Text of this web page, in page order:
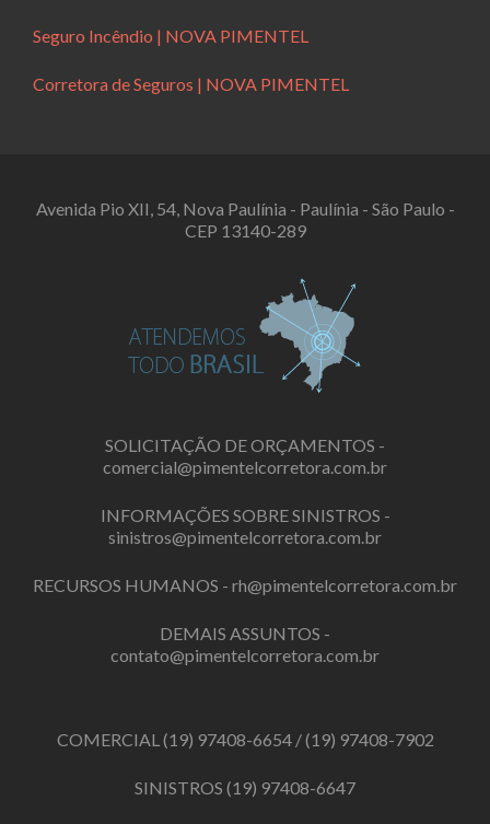
Seguro Incêndio | NOVA PIMENTEL
Corretora de Seguros | NOVA PIMENTEL
Avenida Pio XII, 54, Nova Paulínia - Paulínia - São Paulo -
CEP 13140-289
SOLICITAÇÃO DE ORÇAMENTOS -
comercial@pimentelcorretora.com.br
INFORMAÇÕES SOBRE SINISTROS -
sinistros@pimentelcorretora.com.br
RECURSOS HUMANOS - rh@pimentelcorretora.com.br
DEMAIS ASSUNTOS -
contato@pimentelcorretora.com.br
COMERCIAL(19) 97408-6654/(19) 97408-7902
SINISTROS (19) 97408-6647